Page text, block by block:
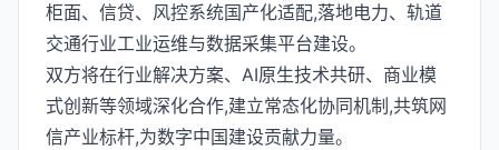
柜面、信贷、风控系统国产化适配,落地电力、轨道
交通行业工业运维与数据采集平台建设。
双方将在行业解决方案、AI原生技术共研、商业模
式创新等领域深化合作,建立常态化协同机制,共筑网
信产业标杆,为数字中国建设贡献力量。